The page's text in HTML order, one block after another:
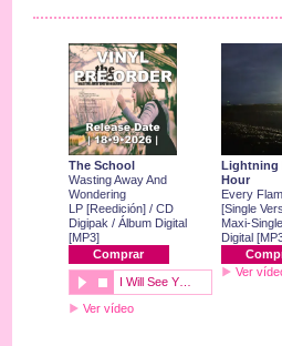
The School
Wasting Away And
Wondering
LP [Reedición] / CD
Digipak / Álbum Digital
[MP3]
Comprar
I Will See Y…
Ver vídeo
Lightning
Hour
Every
[Single
Maxi-
Digital
Ver